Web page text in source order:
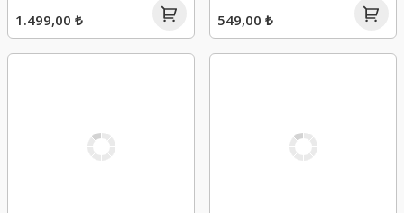
1.499,00 ₺ 549,00 ₺